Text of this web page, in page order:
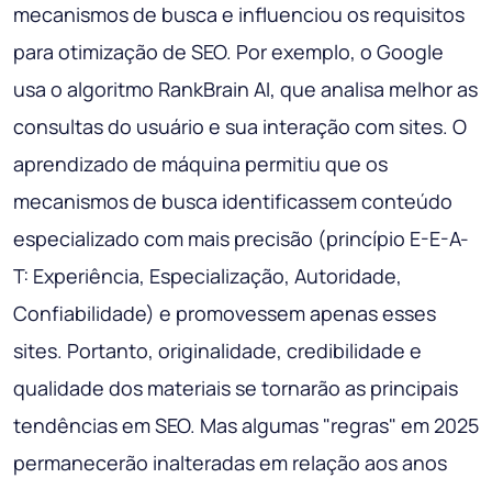
mecanismos de busca e influenciou os requisitos
para otimização de SEO. Por exemplo, o Google
usa o algoritmo RankBrain AI, que analisa melhor as
consultas do usuário e sua interação com sites. O
aprendizado de máquina permitiu que os
mecanismos de busca identificassem conteúdo
especializado com mais precisão (princípio E-E-A-
T: Experiência, Especialização, Autoridade,
Confiabilidade) e promovessem apenas esses
sites. Portanto, originalidade, credibilidade e
qualidade dos materiais se tornarão as principais
tendências em SEO. Mas algumas "regras" em 2025
permanecerão inalteradas em relação aos anos